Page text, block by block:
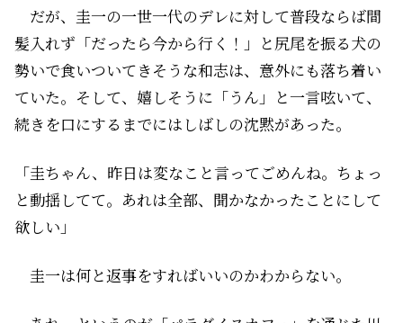
だが、圭一の一世一代のデレに対して普段ならば間
髪入れず「だったら今から行く！」と尻尾を振る犬の
勢いで食いついてきそうな和志は、意外にも落ち着い
ていた。そして、嬉しそうに「うん」と一言呟いて、
続きを口にするまでにはしばしの沈黙があった。
「圭ちゃん、昨日は変なこと言ってごめんね。ちょっ
と動揺してて。あれは全部、聞かなかったことにして
欲しい」
圭一は何と返事をすればいいのかわからない。